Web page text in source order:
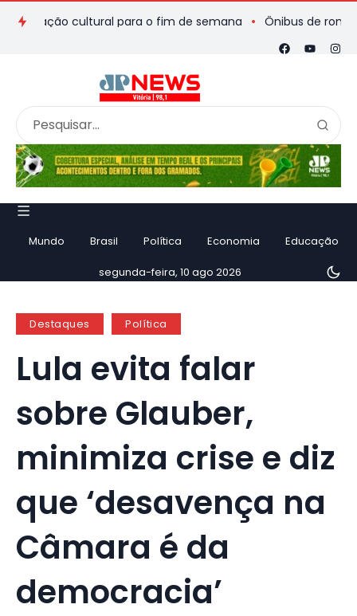
cultural para o fim de semana Ônibus de romeiros
Mundo Brasil Política Economia Educação
segunda-feira, 10 ago 2026
Destaques Política
Lula evita falar
sobre Glauber,
minimiza crise e diz
que ‘desavença na
Câmara é da
democracia’